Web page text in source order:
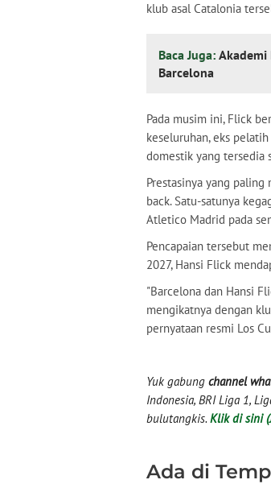
klub asal Catalonia
Baca Juga: Akademi
Barcelona
Pada musim ini, Flick
keseluruhan, eks
domestik yang tersedia
Prestasinya yang
back. Satu-satunya
Atletico Madrid pada
Pencapaian tersebut
2027, Hansi Flick
"Barcelona dan Hansi
mengikatnya dengan
pernyataan resmi Los
Yuk gabung channel
Indonesia, BRI Liga 1,
bulutangkis. Klik di sini
Ada di